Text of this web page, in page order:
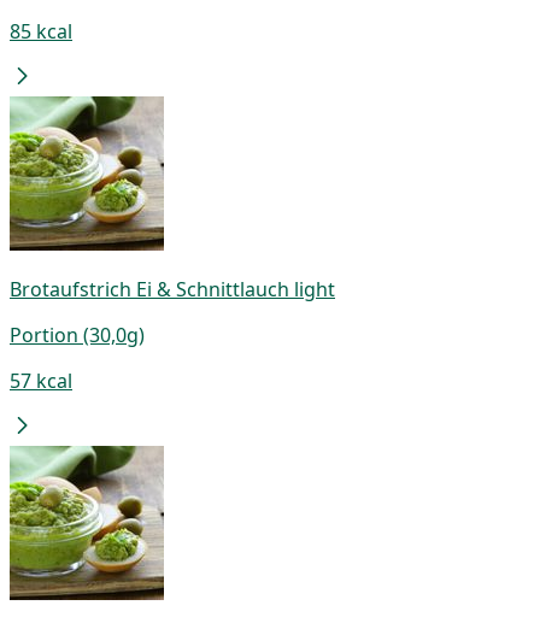
85 kcal
Brotaufstrich Ei & Schnittlauch light
Portion (30,0g)
57 kcal